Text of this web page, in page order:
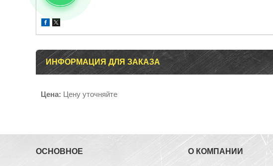
ИНФОРМАЦИЯ ДЛЯ ЗАКАЗА
Цена: Цену уточняйте
ОСНОВНОЕ О КОМПАНИИ